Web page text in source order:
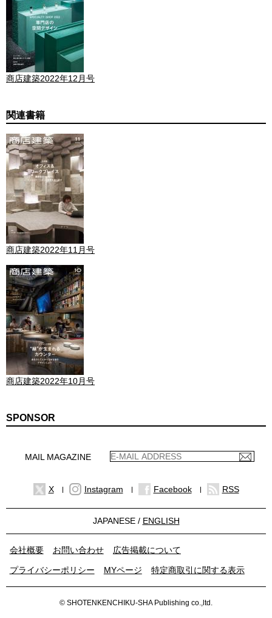
商店建築2022年12月号
関連書籍
商店建築2022年11月号
商店建築2022年10月号
SPONSOR
MAIL MAGAZINE
X Instagram Facebook RSS
JAPANESE / ENGLISH
会社概要 お問い合わせ 広告掲載について
プライバシーポリシー MYページ 特定商取引に関する表示
© SHOTENKENCHIKU-SHA Publishing co.,ltd.